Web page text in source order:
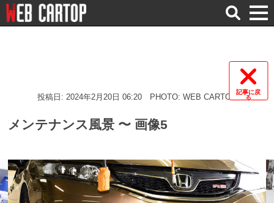
検
索
記事に戻
る
投稿日: 2024年2月20日 06:20 PHOTO: WEB CARTOP
メンテナンス風景 〜 画像5